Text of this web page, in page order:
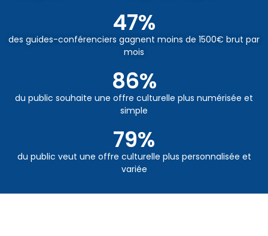
47%
des guides-conférenciers gagnent moins de 1500€ brut par
mois
86%
du public souhaite une offre culturelle plus numérisée et
simple
79%
du public veut une offre culturelle plus personnalisée et
variée